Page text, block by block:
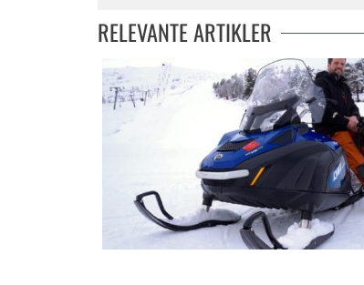
RELEVANTE ARTIKLER